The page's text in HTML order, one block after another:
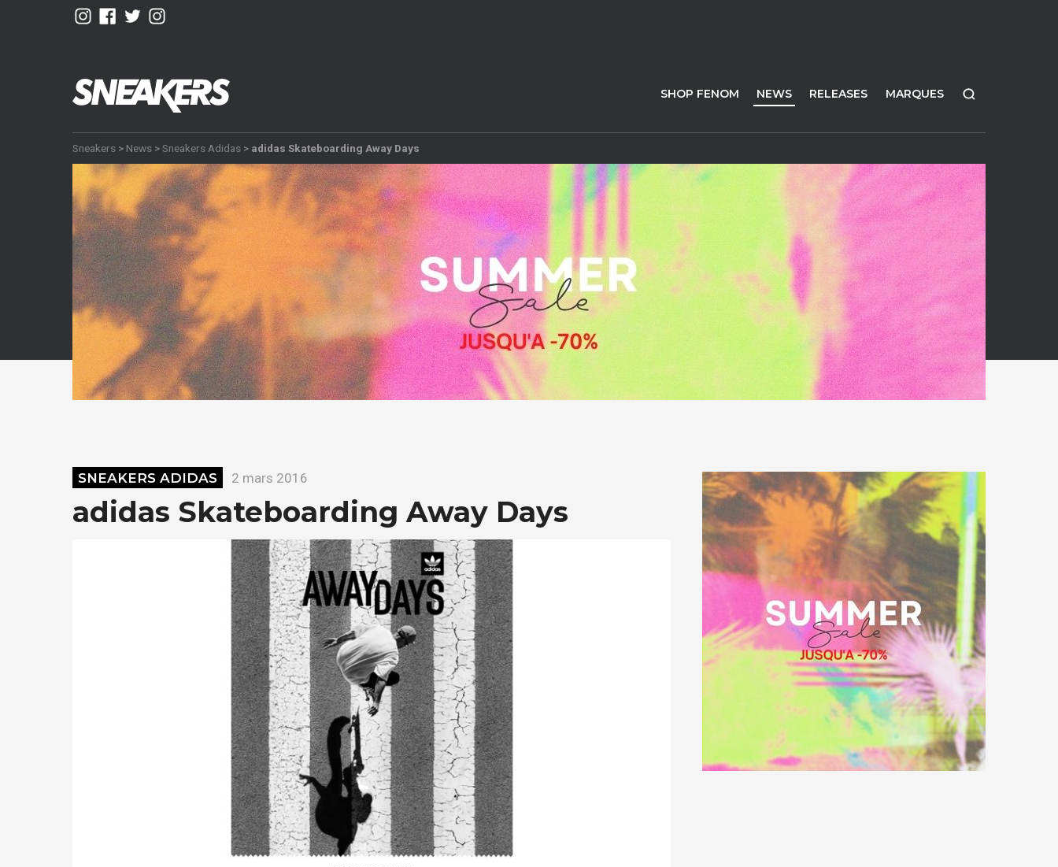
SHOP FENOM NEWS RELEASES MARQUES
Sneakers > News >Sneakers Adidas > adidas Skateboarding Away Days
SNEAKERS ADIDAS 2 mars 2016
adidas Skateboarding Away Days